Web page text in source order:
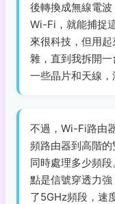
後轉換成無線電
Wi-Fi，就能捕捉
來很科技，但用
雜，直到我拆開
一些晶片和天線，
不過，Wi-Fi路由
頻路由器到高階
同時處理多少頻
點是信號穿透力
了5GHz頻段，速